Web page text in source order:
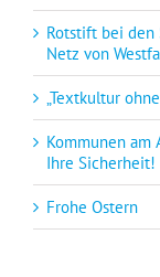
Rotstift bei den
Netz von
„Textkultur
Kommunen am
Ihre Sicherheit!
Frohe Ostern